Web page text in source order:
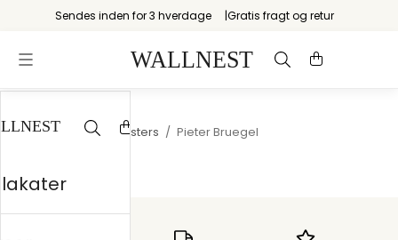
Sendes inden for 3 hverdage Gratis fragt og retur
Startsiden Old Masters / Pieter Bruegel